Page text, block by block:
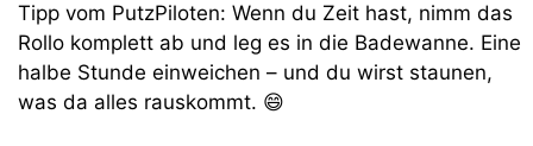
Tipp vom PutzPiloten: Wenn du Zeit hast, nimm das
Rollo komplett ab und leg es in die Badewanne. Eine
halbe Stunde einweichen – und du wirst staunen,
was da alles rauskommt. 😄